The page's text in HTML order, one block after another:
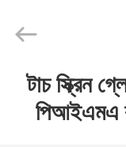
বাড়ি
Materials
Reserved.টাচ স্ক্রিন
পিআইএমএ